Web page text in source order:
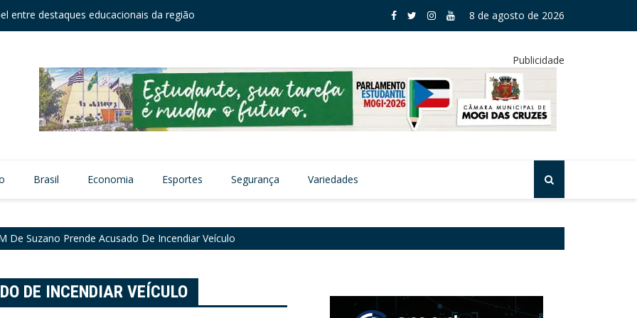
viária no Núcleo Itaim
Câmara aprova subvenção para seguro rural em Mogi
8 de agosto de 2026
Publicidade
Brasil Economia Esportes Segurança Variedades
De Suzano Prende Acusado De Incendiar Veículo
DE INCENDIAR VEÍCULO